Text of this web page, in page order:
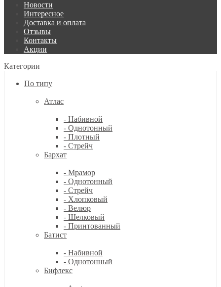
Новости
Интересное
Доставка и оплата
Отзывы
Контакты
Акции
Категории
По типу
Атлас
- Набивной
- Однотонный
- Плотный
- Стрейч
Бархат
- Мрамор
- Однотонный
- Стрейч
- Хлопковый
- Велюр
- Шелковый
- Принтованный
Батист
- Набивной
- Однотонный
Бифлекс